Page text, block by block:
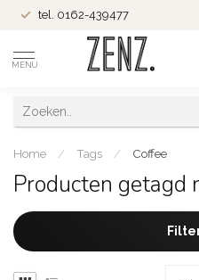
tel. 0162-439477
MENU
Home / Tags / Coffee
Producten getagd